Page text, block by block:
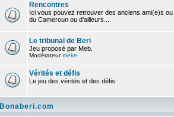
Rencontres
Ici vous pouvez retrouver des anciens ami(e)s
du Cameroun ou d'ailleurs...
Le tribunal de Beri
Jeu proposé par Meb.
Modérateurmeke
Vérités et défis
Le jeu des vérités et des défis
Bonaberi.com